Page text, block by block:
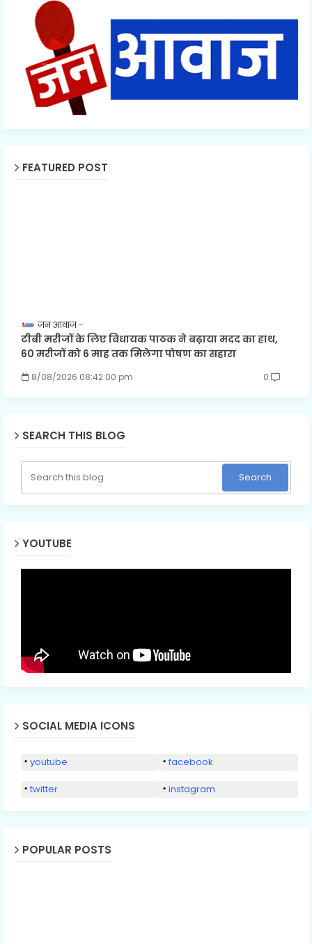
FEATURED POST
जन आवाज
टीबी मरीजों के लिए विधायक पाठक ने बढ़ाया मदद का हाथ,
60 मरीजों को 6 माह तक मिलेगा पोषण का सहारा
8/08/2026 08:42:00 pm 0
SEARCH THIS BLOG
YOUTUBE
SOCIAL MEDIA ICONS
youtube facebook
twitter instagram
POPULAR POSTS